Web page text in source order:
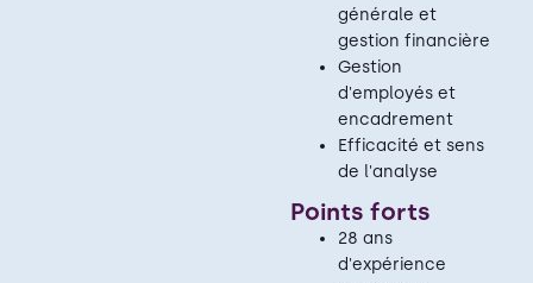
générale et
gestion financière
Gestion
d'employés et
encadrement
Efficacité et sens
de l'analyse
Points forts
28 ans
d'expérience